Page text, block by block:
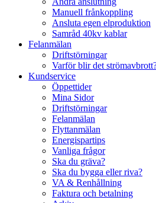
Manuell frånkoppling
Ansluta egen elproduktion
Samråd 40kv kablar
Felanmälan
Driftstörningar
Varför blir det
Kundservice
Öppettider
Mina Sidor
Driftstörningar
Felanmälan
Flyttanmälan
Energispartips
Vanliga frågor
Ska du gräva?
Ska du bygga eller riva?
VA & Renhållning
Faktura och betalning